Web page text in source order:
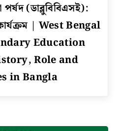
পর্ষদ (ডাব্লুবিবিএসই):
| West Bengal
Education
Role and
in Bangla